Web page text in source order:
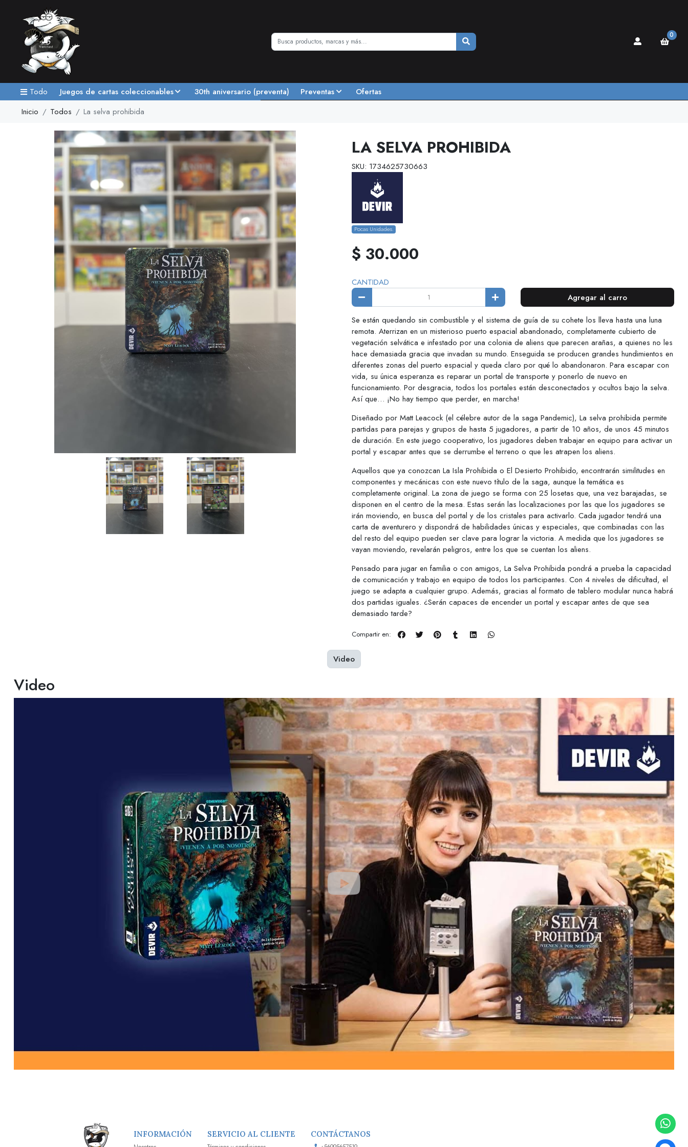
0
Todo Juegos de cartas coleccionables 30th aniversario (preventa) Preventas
Ofertas
Inicio
Todos La selva prohibida
LA SELVA PROHIBIDA
SKU: 1734625730663
Pocas Unidades.
$ 30.000
CANTIDAD
Agregar al carro
Se están quedando sin combustible y el sistema de guía de su cohete los lleva hasta una luna
remota. Aterrizan en un misterioso puerto espacial abandonado, completamente cubierto de
vegetación selvática e infestado por una colonia de aliens que parecen arañas, a quienes no les
hace demasiada gracia que invadan su mundo. Enseguida se producen grandes hundimientos en
diferentes zonas del puerto espacial y queda claro por qué lo abandonaron. Para escapar con
vida, su única esperanza es reparar un portal de transporte y ponerlo de nuevo en
funcionamiento. Por desgracia, todos los portales están desconectados y ocultos bajo la selva.
Así que… ¡No hay tiempo que perder, en marcha!
Diseñado por Matt Leacock (el célebre autor de la saga Pandemic), La selva prohibida permite
partidas para parejas y grupos de hasta 5 jugadores, a partir de 10 años, de unos 45 minutos
de duración. En este juego cooperativo, los jugadores deben trabajar en equipo para activar un
portal y escapar antes que se derrumbe el terreno o que les atrapen los aliens.
Aquellos que ya conozcan La Isla Prohibida o El Desierto Prohibido, encontrarán similitudes en
componentes y mecánicas con este nuevo título de la saga, aunque la temática es
completamente original. La zona de juego se forma con 25 losetas que, una vez barajadas, se
disponen en el centro de la mesa. Estas serán las localizaciones por las que los jugadores se
irán moviendo, en busca del portal y de los cristales para activarlo. Cada jugador tendrá una
carta de aventurero y dispondrá de habilidades únicas y especiales, que combinadas con las
del resto del equipo pueden ser clave para lograr la victoria. A medida que los jugadores se
vayan moviendo, revelarán peligros, entre los que se cuentan los aliens.
Pensado para jugar en familia o con amigos, La Selva Prohibida pondrá a prueba la capacidad
de comunicación y trabajo en equipo de todos los participantes. Con 4 niveles de dificultad, el
juego se adapta a cualquier grupo. Además, gracias al formato de tablero modular nunca habrá
dos partidas iguales. ¿Serán capaces de encender un portal y escapar antes de que sea
demasiado tarde?
Compartir en:
Video
Video
INFORMACIÓN SERVICIO AL CLIENTE CONTÁCTANOS